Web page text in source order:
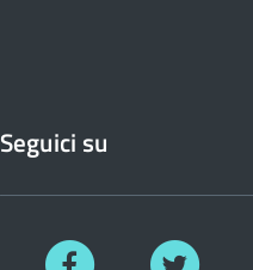
Seguici su
Facebook